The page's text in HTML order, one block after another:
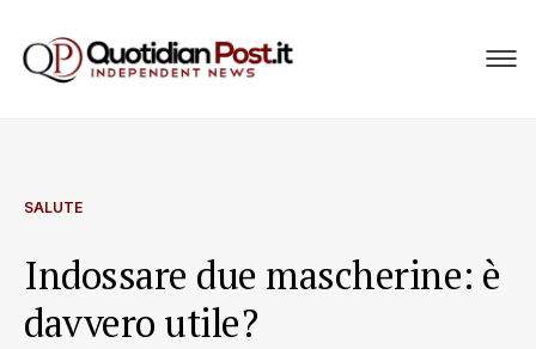
SALUTE
Indossare due mascherine: è
davvero utile?